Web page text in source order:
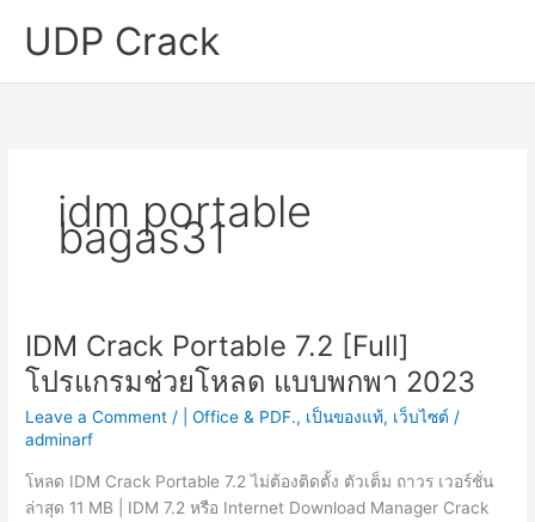
UDP Crack
idm portable
bagas31
IDM Crack Portable 7.2 [Full]
โปรแกรมช่วยโหลด แบบพกพา 2023
Leave a Comment / | Office & PDF., เป็นของแท้, เว็บไซต์ /
adminarf
โหลด IDM Crack Portable 7.2 ไม่ต้องติดตั้ง ตัวเต็ม ถาวร เวอร์ชั่น
ล่าสุด 11 MB | IDM 7.2 หรือ Internet Download Manager Crack